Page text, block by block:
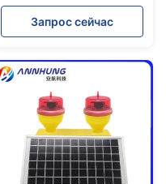
для крана башни
Запрос сейчас